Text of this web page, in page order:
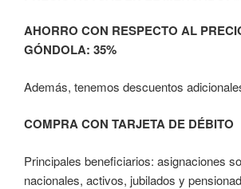
AHORRO CON RESPECTO AL
GÓNDOLA: 35%
Además, tenemos descuentos
COMPRA CON TARJETA DE DÉBITO
Principales beneficiarios: asignaciones
nacionales, activos, jubilados y